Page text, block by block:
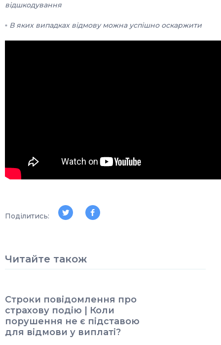
відшкодування
▫️ В яких випадках відмову можна успішно оскаржити
Поділитись:
Читайте також
Строки повідомлення про
страхову подію | Коли
порушення не є підставою
для відмови у виплаті?